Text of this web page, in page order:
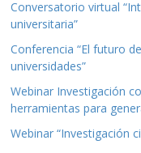
Conversatorio virtual
universitaria”
Conferencia “El futuro
universidades”
Webinar Investigación
herramientas para
Webinar “Investigación